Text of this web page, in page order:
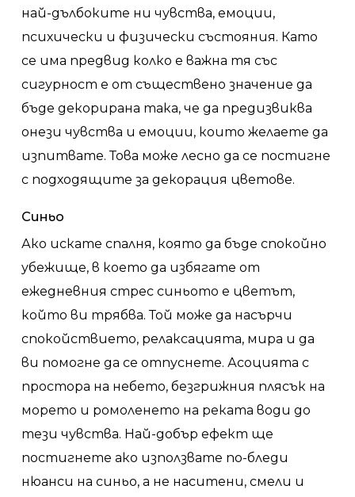
Мебели MakHome 20/09/21
най-дълбоките ни чувства, емоции,
психически и физически състояния. Като
се има предвид колко е важна тя със
сигурност е от съществено значение да
бъде декорирана така, че да предизвиква
онези чувства и емоции, които желаете да
изпитвате. Това може лесно да се постигне
с подходящите за декорация цветове.
Синьо
Ако искате спалня, която да бъде спокойно
убежище, в което да избягате от
ежедневния стрес синьото е цветът,
който ви трябва. Той може да насърчи
спокойствието, релаксацията, мира и да
ви помогне да се отпуснете. Асоцията с
простора на небето, безгрижния плясък на
морето и ромоленето на реката води до
тези чувства. Най-добър ефект ще
постигнете ако използвате по-бледи
нюанси на синьо, а не наситени, смели и